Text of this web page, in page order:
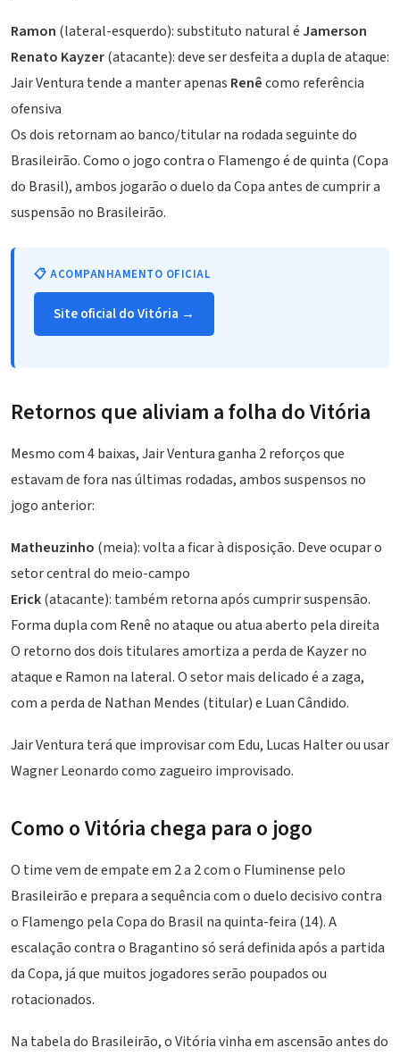
Ramon (lateral-esquerdo): substituto natural éJamerson
Renato Kayzer(atacante): deve ser desfeita a dupla de ataque:
Jair Ventura tende a manter apenas Renêcomo referência
ofensiva
Os dois retornam ao banco/titular na rodada seguinte do
Brasileirão. Como o jogo contra o Flamengo é de quinta (Copa
do Brasil), ambos jogarão o duelo da Copa antes de cumprir a
suspensão no Brasileirão.
📋 ACOMPANHAMENTO OFICIAL
Site oficial do Vitória →
Retornos que aliviam a folha do Vitória
Mesmo com 4 baixas, Jair Ventura ganha 2 reforços que
estavam de fora nas últimas rodadas, ambos suspensos no
jogo anterior:
Matheuzinho (meia): volta a ficar à disposição. Deve ocupar o
setor central do meio-campo
Erick(atacante): também retorna após cumprir suspensão.
Forma dupla com Renê no ataque ou atua aberto pela direita
O retorno dos dois titulares amortiza a perda de Kayzer no
ataque e Ramon na lateral. O setor mais delicado é a zaga,
com a perda de Nathan Mendes (titular) e Luan Cândido.
Jair Ventura terá que improvisar com Edu, Lucas Halter ou usar
Wagner Leonardo como zagueiro improvisado.
Como o Vitória chega para o jogo
O time vem de empate em 2 a 2 com o Fluminense pelo
Brasileirão e prepara a sequência com o duelo decisivo contra
o Flamengo pela Copa do Brasil na quinta-feira (14). A
escalação contra o Bragantino só será definida após a partida
da Copa, já que muitos jogadores serão poupados ou
rotacionados.
Na tabela do Brasileirão, o Vitória vinha em ascensão antes do